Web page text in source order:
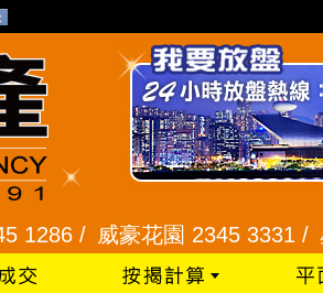
威豪花園 2345 3331 /星河明居